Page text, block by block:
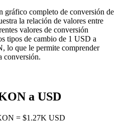
gráfico completo de conversión de
la relación de valores entre
valores de conversión
tipos de cambio de 1 USD a
lo que le permite comprender
conversión.
a USD
= $1.27K USD